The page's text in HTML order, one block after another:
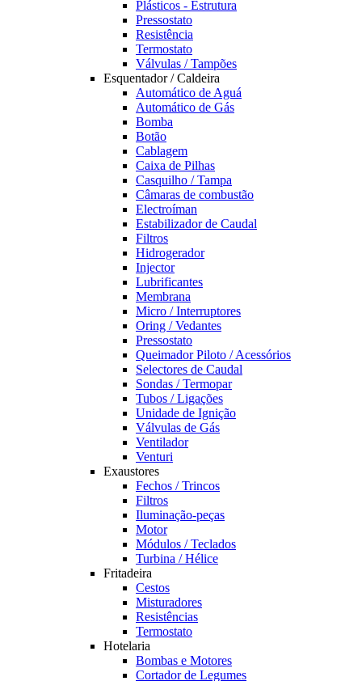
Plásticos - Estrutura
Pressostato
Resistência
Termostato
Válvulas / Tampões
Esquentador / Caldeira
Automático de Aguá
Automático de Gás
Bomba
Botão
Cablagem
Caixa de Pilhas
Casquilho / Tampa
Câmaras de combustão
Electroíman
Estabilizador de Caudal
Filtros
Hidrogerador
Injector
Lubrificantes
Membrana
Micro / Interruptores
Oring / Vedantes
Pressostato
Queimador Piloto / Acessórios
Selectores de Caudal
Sondas / Termopar
Tubos / Ligações
Unidade de Ignição
Válvulas de Gás
Ventilador
Venturi
Exaustores
Fechos / Trincos
Filtros
Iluminação-peças
Motor
Módulos / Teclados
Turbina / Hélice
Fritadeira
Cestos
Misturadores
Resistências
Termostato
Hotelaria
Bombas e Motores
Cortador de Legumes